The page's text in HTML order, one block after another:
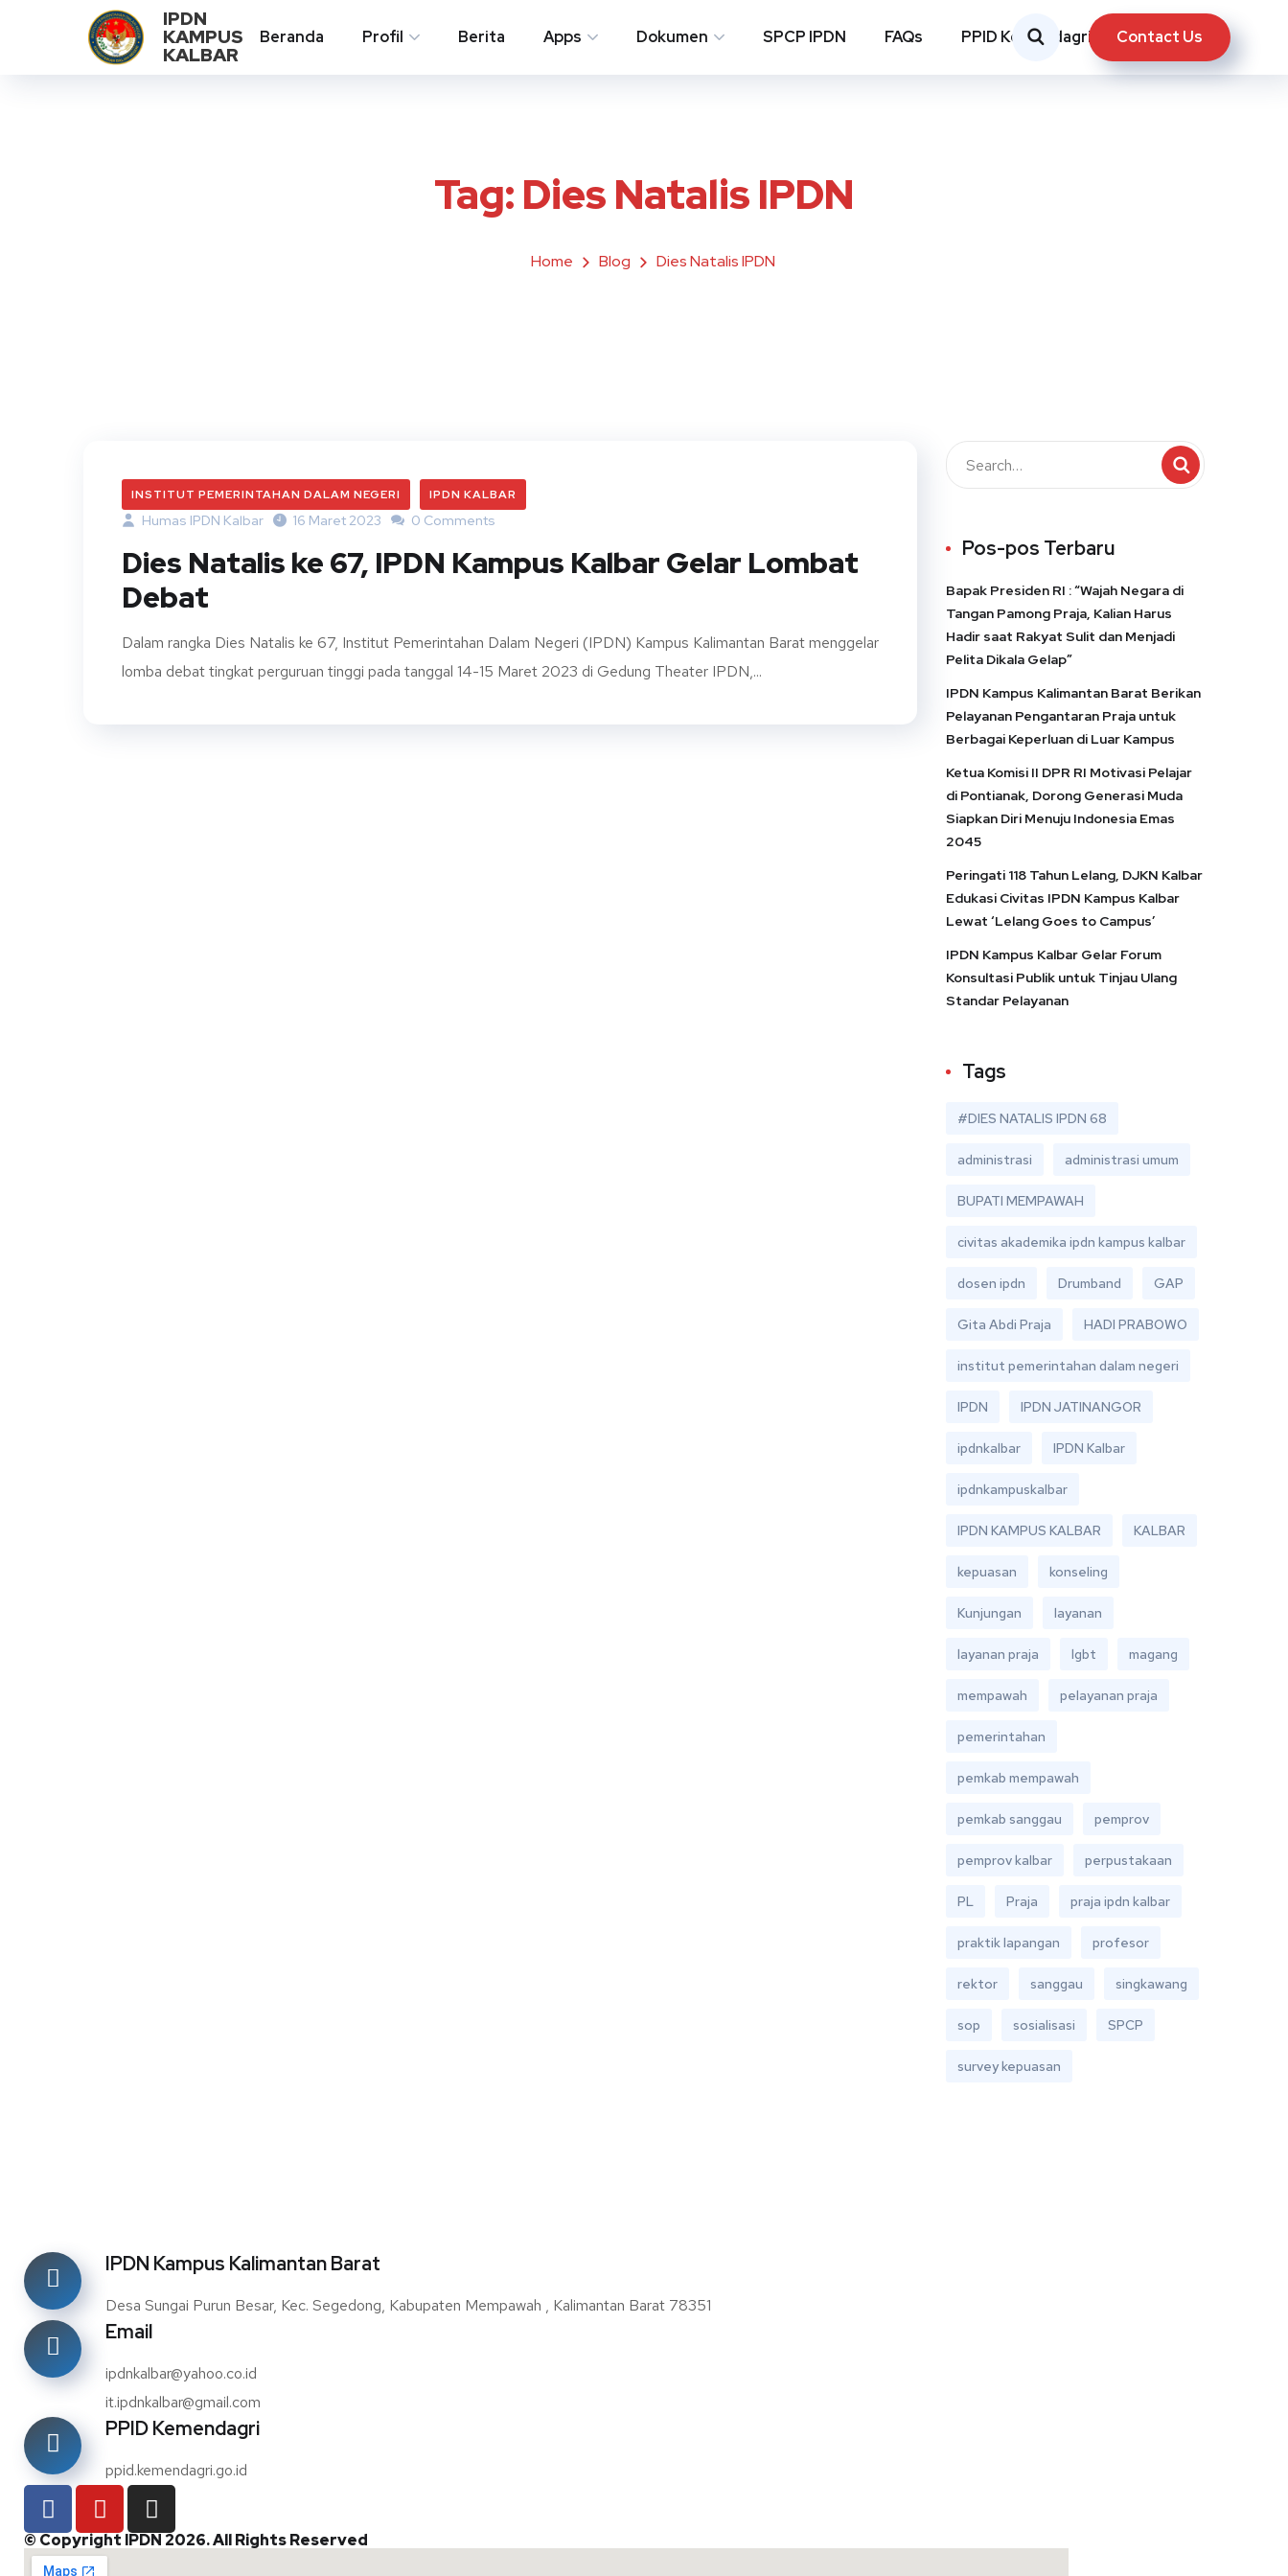
IPDN
KAMPUS
KALBAR
Beranda Profil Berita Apps Dokumen SPCP IPDN FAQs PPID Kemendagri Contact Us
Tag:Dies Natalis IPDN
Home Blog Dies Natalis IPDN
INSTITUT PEMERINTAHAN DALAM NEGERI IPDN KALBAR
Humas IPDN Kalbar 16 Maret 2023 0 Comments
Dies Natalis ke 67, IPDN Kampus Kalbar Gelar Lombat
Debat
Dalam rangka Dies Natalis ke 67, Institut Pemerintahan Dalam Negeri (IPDN) Kampus Kalimantan Barat menggelar
lomba debat tingkat perguruan tinggi pada tanggal 14-15 Maret 2023 di Gedung Theater IPDN,...
Pos-pos Terbaru
Bapak Presiden RI : “Wajah Negara di
Tangan Pamong Praja, Kalian Harus
Hadir saat Rakyat Sulit dan Menjadi
Pelita Dikala Gelap”
IPDN Kampus Kalimantan Barat Berikan
Pelayanan Pengantaran Praja untuk
Berbagai Keperluan di Luar Kampus
Ketua Komisi II DPR RI Motivasi Pelajar
di Pontianak, Dorong Generasi Muda
Siapkan Diri Menuju Indonesia Emas
2045
Peringati 118 Tahun Lelang, DJKN Kalbar
Edukasi Civitas IPDN Kampus Kalbar
Lewat ‘Lelang Goes to Campus’
IPDN Kampus Kalbar Gelar Forum
Konsultasi Publik untuk Tinjau Ulang
Standar Pelayanan
Tags
#DIES NATALIS IPDN 68
administrasi administrasi umum
BUPATI MEMPAWAH
civitas akademika ipdn kampus kalbar
dosen ipdn Drumband GAP
Gita Abdi Praja HADI PRABOWO
institut pemerintahan dalam negeri
IPDN IPDN JATINANGOR
ipdnkalbar IPDN Kalbar
ipdnkampuskalbar
IPDN KAMPUS KALBAR KALBAR
kepuasan konseling
Kunjungan layanan
layanan praja lgbt magang
mempawah pelayanan praja
pemerintahan
pemkab mempawah
pemkab sanggau pemprov
pemprov kalbar perpustakaan
PL Praja praja ipdn kalbar
praktik lapangan profesor
rektor sanggau singkawang
sop sosialisasi SPCP
survey kepuasan
IPDN Kampus Kalimantan Barat
Desa Sungai Purun Besar, Kec. Segedong, Kabupaten Mempawah , Kalimantan Barat 78351
Email
ipdnkalbar@yahoo.co.id
it.ipdnkalbar@gmail.com
PPID Kemendagri
ppid.kemendagri.go.id
© Copyright IPDN 2026. All Rights Reserved